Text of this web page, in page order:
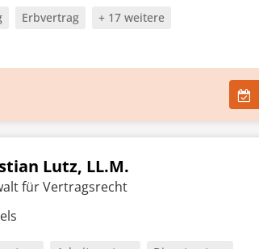
Erbvertrag + 17 weitere
Lutz, LL.M.
für Vertragsrecht